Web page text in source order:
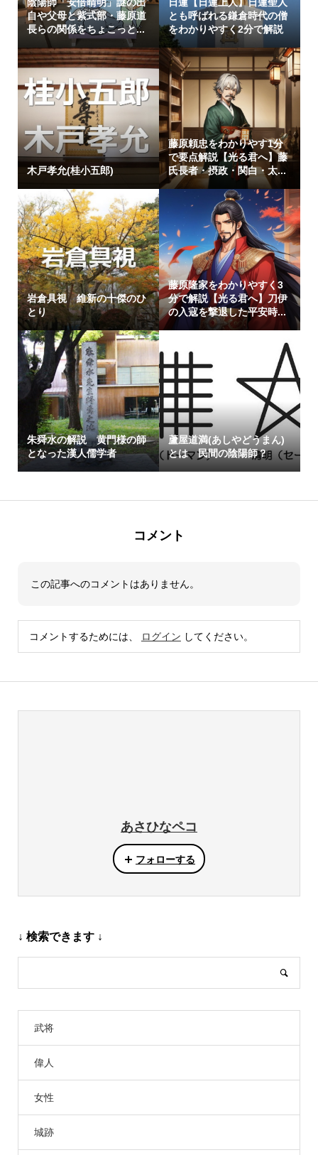
自や父母と紫式部・藤原道
長らの関係をちょこっと...
とも呼ばれる鎌倉時代の僧
をわかりやすく2分で解説
木戸孝允(桂小五郎)
藤原頼忠をわかりやす1分
で要点解説【光る君へ】藤
氏長者・摂政・関白・太...
岩倉具視 維新の十傑のひ
とり
藤原隆家をわかりやすく3
分で解説【光る君へ】刀伊
の入寇を撃退した平安時...
朱舜水の解説 黄門様の師
となった漢人儒学者
蘆屋道満(あしやどうまん)
とは 民間の陰陽師？
コメント
この記事へのコメントはありません。
コメントするためには、 ログイン してください。
あさひなペコ
フォローする
↓ 検索できます ↓
武将
偉人
女性
城跡